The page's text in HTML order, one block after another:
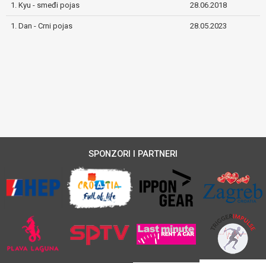
1. Kyu - smeđi pojas 28.06.2018
1. Dan - Crni pojas 28.05.2023
SPONZORI I PARTNERI